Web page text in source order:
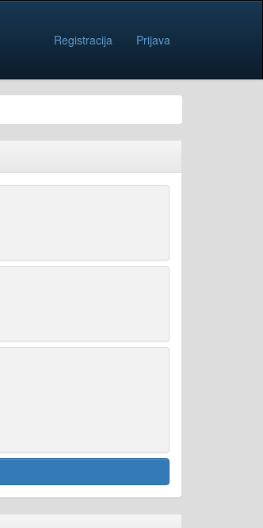
Registracija Prijava